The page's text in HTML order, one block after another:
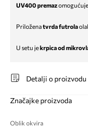
UV400 premaz
Priloženatvrda futrola
U setu jekrpica od
Detalji o proizvodu
Značajke proizvoda
Oblik okvira